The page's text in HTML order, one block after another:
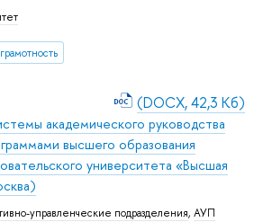
академического руководства
высшего образования
университета «Высшая
управленческие подразделения, АУП
(DOCX, 42,3 Кб)